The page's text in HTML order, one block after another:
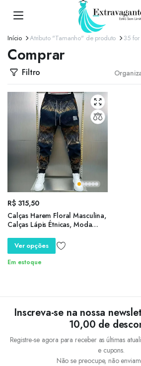
Início Atributo "Tamanho" de produto 35
Comprar
Filtro
R$315,50
Calças Harem Floral Masculina,
Calças Lápis Étnicas, Moda
Alta Qualidade
Ver opções
Em estoque
Inscreva-se na nossa
10,00 de
Registre-se agora para receber as últimas
e cupons.
Não se preocupe, não